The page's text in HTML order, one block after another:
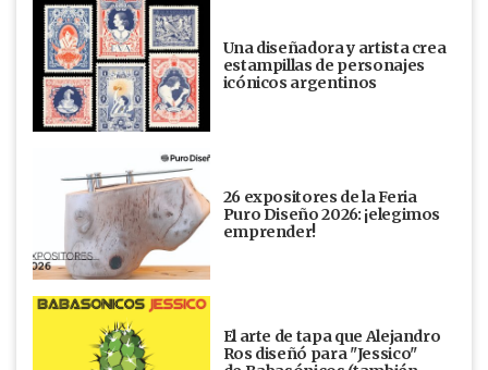
Una diseñadora y artista crea
estampillas de personajes
icónicos argentinos
26 expositores de la Feria
Puro Diseño 2026: ¡elegimos
emprender!
El arte de tapa que Alejandro
Ros diseñó para "Jessico"